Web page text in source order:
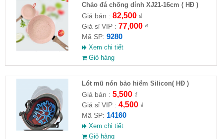
Chảo đá chống dính XJ21-16cm ( HĐ )
Giá bán : 82,500₫
Giá sỉ VIP : 77,000₫
Mã SP: 9280
Xem chi tiết
Giỏ hàng
Lót mũ nón bảo hiểm Silicon( HĐ )
Giá bán : 5,500₫
Giá sỉ VIP : 4,500₫
Mã SP: 14160
Xem chi tiết
Giỏ hàng